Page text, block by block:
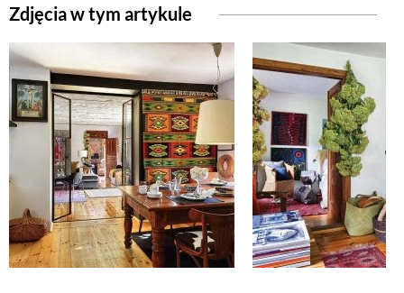
Zdjęcia w tym artykuleNATURALNA APTECZKA
DLA DOMU
EKO ŻYCIE
PRZYRODA
ZWIERZĘTA DOMOWE